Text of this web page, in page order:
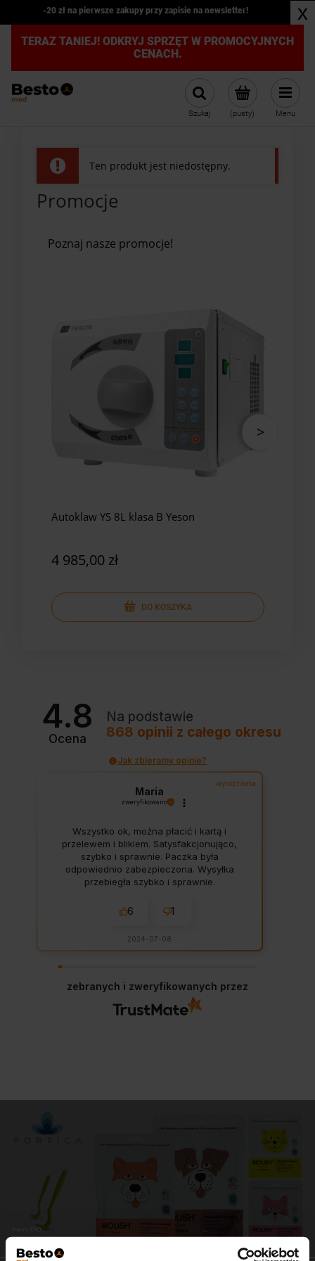
-20 zł na pierwsze zakupy przy zapisie na newsletter! x
TERAZ TANIEJ! ODKRYJ SPRZĘT W PROMOCYJNYCH
CENACH.
(pusty)
Szukaj Menu
Ten produkt jest niedostępny.
Promocje
Poznaj nasze promocje!
Autoklaw YS 8L klasa B Yeson
4 985,00 zł
DO KOSZYKA
4.8
Ocena
Na podstawie
868 opinii z całego okresu
Jak zbieramy opinie?
wyróżniona
Maria
zweryfikowano
Wszystko ok, można płacić i kartą i
przelewem i blikiem. Satysfakcjonująco,
szybko i sprawnie. Paczka była
odpowiednio zabezpieczona. Wysyłka
przebiegła szybko i sprawnie.
6 1
2024-07-08
zebranych i zweryfikowanych przez
Karmy EKO
zdrowe i pyszne